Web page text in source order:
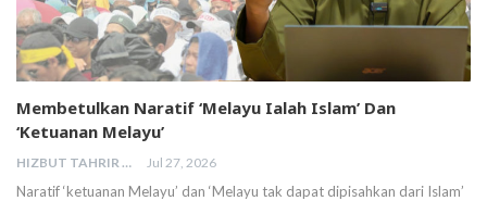
Membetulkan Naratif ‘Melayu Ialah Islam’ Dan
‘Ketuanan Melayu’
HIZBUT TAHRIR MALAYSIA Jul 27, 2026
Naratif ‘ketuanan Melayu’ dan ‘Melayu tak dapat dipisahkan dari Islam’